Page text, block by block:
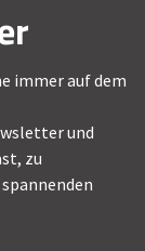
immer auf dem
und
zu